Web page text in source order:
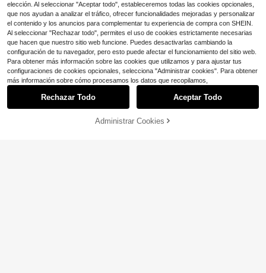
¡27% DE DESCUENTO!
elección. Al seleccionar "Aceptar todo", estableceremos todas las cookies opcionales,
que nos ayudan a analizar el tráfico, ofrecer funcionalidades mejoradas y personalizar
el contenido y los anuncios para complementar tu experiencia de compra con SHEIN.
Al seleccionar "Rechazar todo", permites el uso de cookies estrictamente necesarias
que hacen que nuestro sitio web funcione. Puedes desactivarlas cambiando la
configuración de tu navegador, pero esto puede afectar el funcionamiento del sitio web.
Para obtener más información sobre las cookies que utilizamos y para ajustar tus
configuraciones de cookies opcionales, selecciona "Administrar cookies". Para obtener
más información sobre cómo procesamos los datos que recopilamos,
Rechazar Todo Aceptar Todo
Administrar Cookies